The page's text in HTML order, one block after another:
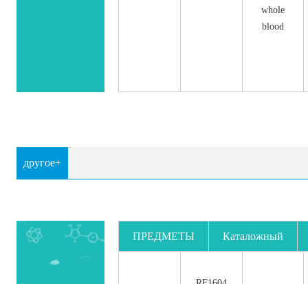
whole
blood
другое+
ПРЕДМЕТЫ Каталожный